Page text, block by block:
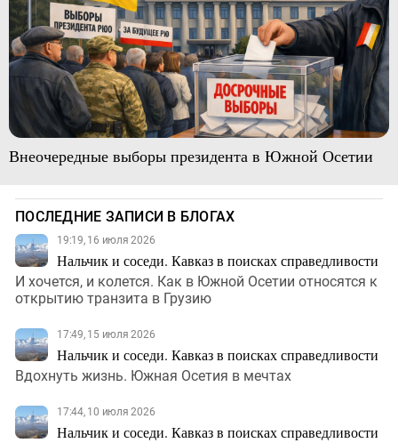
Внеочередные выборы президента в Южной Осетии
ПОСЛЕДНИЕ ЗАПИСИ В БЛОГАХ
19:19, 16 июля 2026
Нальчик и соседи. Кавказ в поисках справедливости
И хочется, и колется. Как в Южной Осетии относятся к
открытию транзита в Грузию
17:49, 15 июля 2026
Нальчик и соседи. Кавказ в поисках справедливости
Вдохнуть жизнь. Южная Осетия в мечтах
17:44, 10 июля 2026
Нальчик и соседи. Кавказ в поисках справедливости